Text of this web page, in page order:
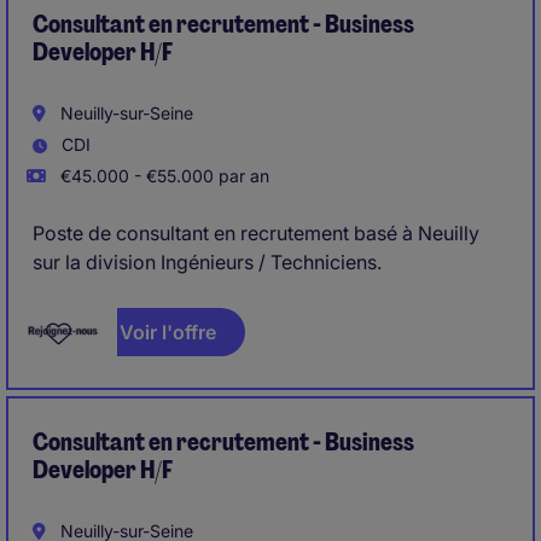
Consultant en recrutement - Business
Developer H/F
Neuilly-sur-Seine
CDI
€45.000 - €55.000 par an
Poste de consultant en recrutement basé à Neuilly
sur la division Ingénieurs / Techniciens.
Voir l'offre
Consultant en recrutement - Business
Developer H/F
Neuilly-sur-Seine